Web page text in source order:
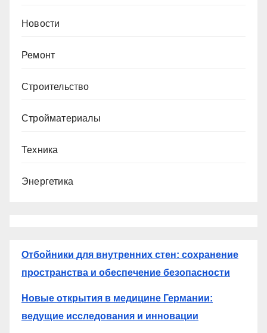
Новости
Ремонт
Строительство
Стройматериалы
Техника
Энергетика
Отбойники для внутренних стен: сохранение
пространства и обеспечение безопасности
Новые открытия в медицине Германии:
ведущие исследования и инновации